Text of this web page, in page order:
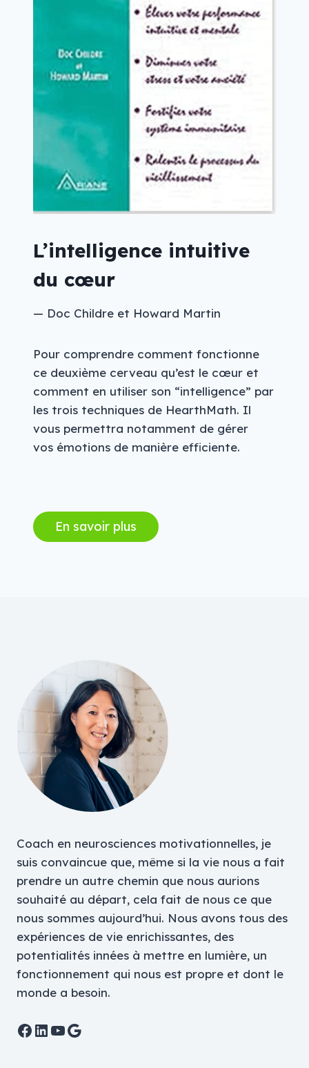
L’intelligence intuitive
du cœur
— Doc Childre et Howard Martin
Pour comprendre comment fonctionne
ce deuxième cerveau qu’est le cœur et
comment en utiliser son “intelligence” par
les trois techniques de HearthMath. Il
vous permettra notamment de gérer
vos émotions de manière efficiente.
En savoir plus
Coach en neurosciences motivationnelles, je
suis convaincue que, même si la vie nous a fait
prendre un autre chemin que nous aurions
souhaité au départ, cela fait de nous ce que
nous sommes aujourd’hui. Nous avons tous des
expériences de vie enrichissantes, des
potentialités innées à mettre en lumière, un
fonctionnement qui nous est propre et dont le
monde a besoin.
Facebook
LinkedIn
YouTube
Google